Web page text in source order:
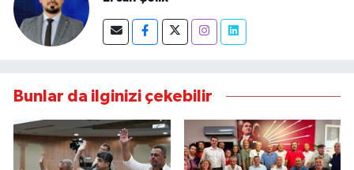
Bunlar da ilginizi çekebilir